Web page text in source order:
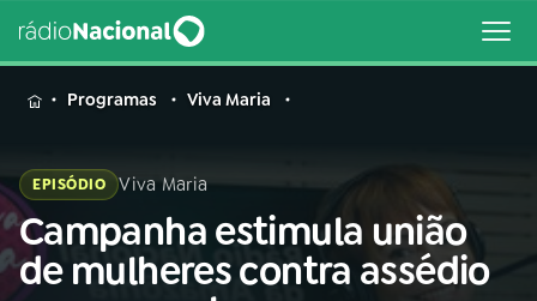
MENU
Buscar
na
Rádio
Buscar
Programas Viva Maria
EPISÓDIO Viva Maria
Campanha estimula união
de mulheres contra assédio